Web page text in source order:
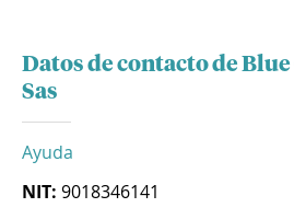
Datos de contacto de Blue
Sas
Ayuda
NIT: 9018346141